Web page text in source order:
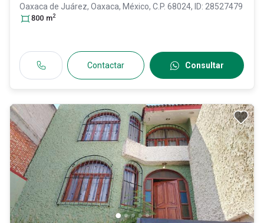
Oaxaca de Juárez, Oaxaca, México, C.P. 68024, ID: 28527479
800 m2
Contactar Consultar